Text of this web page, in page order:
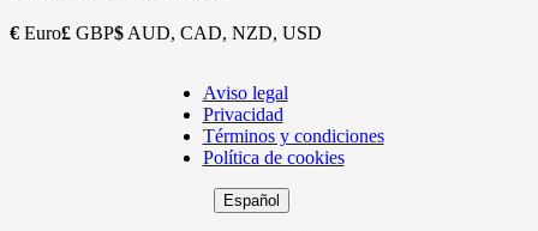
€ Euro£ GBP$AUD, CAD, NZD, USD
Copyright
Footer
Aviso legal
Privacidad
Términos y condiciones
Política de cookies
Español